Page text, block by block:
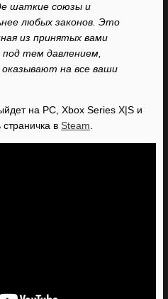
шаткие союзы и
любых законов. Это
из принятых вами
тем давлением,
на все ваши
на PC, Xbox Series X|S и
в Steam